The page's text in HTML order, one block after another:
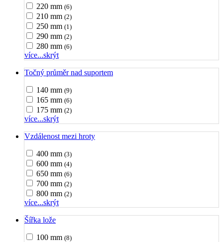
220 mm (6)
210 mm (2)
250 mm (1)
290 mm (2)
280 mm (6)
více...skrýt
Točný průměr nad suportem
140 mm (9)
165 mm (6)
175 mm (2)
více...skrýt
Vzdálenost mezi hroty
400 mm (3)
600 mm (4)
650 mm (6)
700 mm (2)
800 mm (2)
více...skrýt
Šířka lože
100 mm (8)